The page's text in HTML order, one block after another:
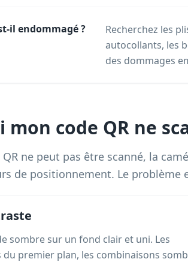
il endommagé ?
Recherchez les
autocollants, les
des dommages
mon code QR ne
ne peut pas être scanné, la
de positionnement. Le
sombre sur un fond clair et uni. Les
du premier plan, les combinaisons